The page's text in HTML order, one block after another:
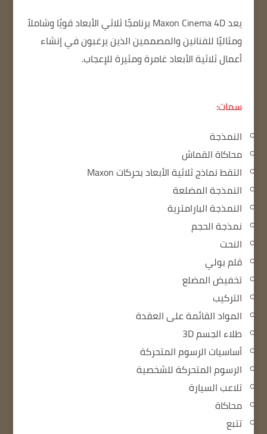
يعد Maxon Cinema 4D برنامجًا ثلاثي الأبعاد قويًا وشاملاً
ومثاليًا للفنانين والمصممين الذين يرغبون في إنشاء
أعمال ثلاثية الأبعاد غامرة ومثيرة للإعجاب.
سمات:
النمذجة
محاكاة القماش
التقط نماذج ثلاثية الأبعاد بحركات Maxon
النمذجة المضلعة
النمذجة البارامترية
نمذجة الحجم
النحت
قلم بولي
تخفيض المضلع
التركيب
المواد القائمة على العقدة
طلاء الجسم 3D
أساسيات الرسوم المتحركة
الرسوم المتحركة للشخصية
تلاعب السيارة
محاكاة
تتبع